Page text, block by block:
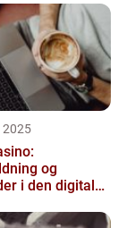
2025
og
i den digitale